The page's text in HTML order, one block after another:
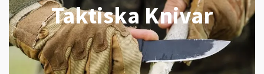
Taktiska Knivar